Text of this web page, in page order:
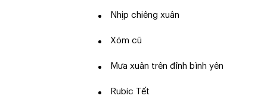
Nhịp chiêng xuân
Xóm cũ
Mưa xuân trên đỉnh bình yên
Rubic Tết